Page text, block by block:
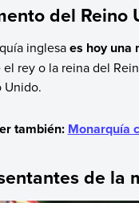
del Reino
inglesaes hoy una
rey o la reina del
Unido.
también: Monarquía
de la